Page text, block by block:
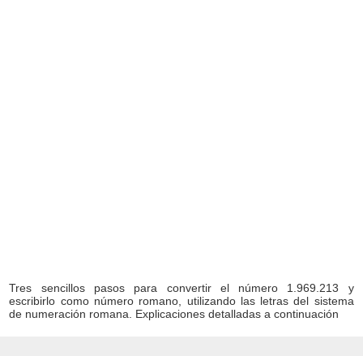
Tres sencillos pasos para convertir el número 1.969.213 y
escribirlo como número romano, utilizando las letras del sistema
de numeración romana. Explicaciones detalladas a continuación